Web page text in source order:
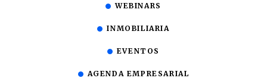
WEBINARS
INMOBILIARIA
EVENTOS
AGENDA EMPRESARIAL